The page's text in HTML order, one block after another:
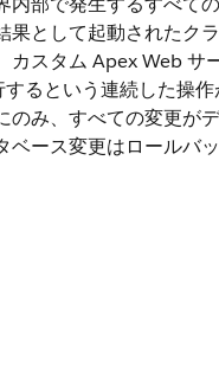
果として起動されたク
カスタム Apex Web
るという連続した操
のみ、すべての変更が
ベース変更はロールバ